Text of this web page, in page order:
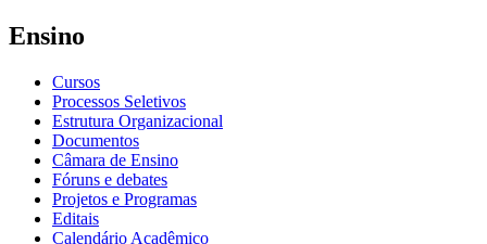
Ensino
Cursos
Processos Seletivos
Estrutura Organizacional
Documentos
Câmara de Ensino
Fóruns e debates
Projetos e Programas
Editais
Calendário Acadêmico